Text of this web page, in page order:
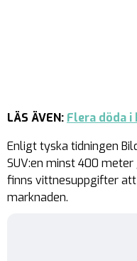
LÄS ÄVEN: Flera döda i
Enligt tyska tidningen
SUV:en minst 400
finns vittnesuppgifter
marknaden.